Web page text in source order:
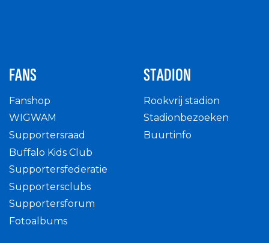
FANS
Fanshop
WIGWAM
Supportersraad
Buffalo Kids Club
Supportersfederatie
Supportersclubs
Supportersforum
Fotoalbums
STADION
Rookvrij stadion
Stadionbezoeken
Buurtinfo